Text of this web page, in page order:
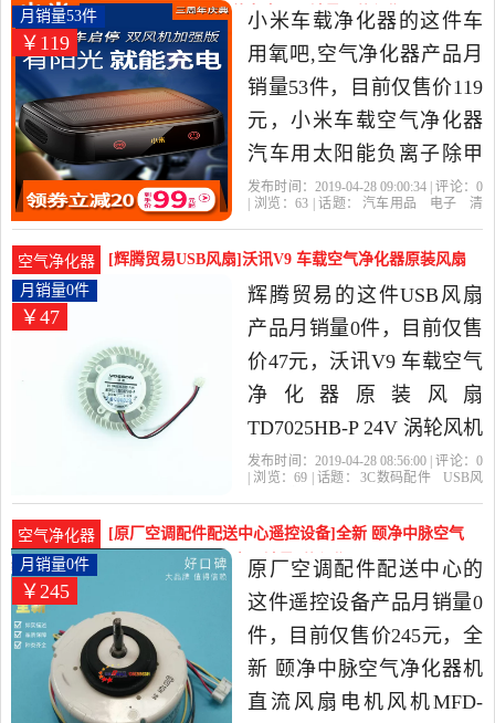
比很高的空气净化,氧吧，
由北京发货。
净化器汽车用太阳能负离子月销量53件仅售119元
￥119
月销量53件
小米车载净化器的这件车
用氧吧,空气净化器产品月
销量53件，目前仅售价119
元，小米车载空气净化器
汽车用太阳能负离子除甲
醛消除异味pm2.5芳香是
选汽车用品,电子,清洗,改装
当中性价比很高的车用氧
吧,空气净化器，由浙江 宁
波发货。
发布时间：2019-04-28 09:00:34 | 评论： 0
| 浏览：63 | 话题： 汽车用品 电子
清
空气净化器
[辉腾贸易USB风扇]沃讯V9 车载空气净化器原装风扇
T月销量0件仅售47元
￥47
月销量0件
辉腾贸易的这件USB风扇
产品月销量0件，目前仅售
价47元，沃讯V9 车载空气
净化器原装风扇
TD7025HB-P 24V 涡轮风机
是2019年辉腾贸易精选3C
的USB风扇，由广东 深圳
发货。
发布时间：2019-04-28 08:56:00 | 评论： 0
| 浏览：69 | 话题： 3C数码配件
USB风
空气净化器
[原厂空调配件配送中心遥控设备]全新 颐净中脉空气
净化器机直流风扇电月销量0件仅售245元
￥245
月销量0件
原厂空调配件配送中心的
这件遥控设备产品月销量0
件，目前仅售价245元，全
新 颐净中脉空气净化器机
直流风扇电机风机MFD-